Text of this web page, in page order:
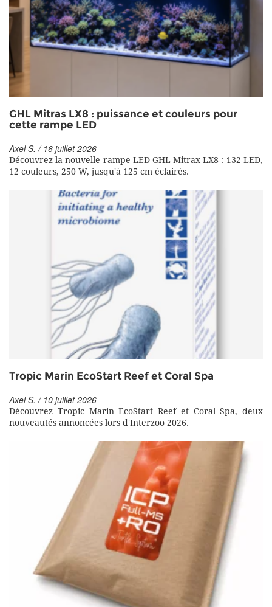
GHL Mitras LX8 : puissance et couleurs pour
cette rampe LED
Axel S. / 16 juillet 2026
Découvrez la nouvelle rampe LED GHL Mitrax LX8 : 132 LED,
12 couleurs, 250 W, jusqu'à 125 cm éclairés.
Tropic Marin EcoStart Reef et Coral Spa
Axel S. / 10 juillet 2026
Découvrez Tropic Marin EcoStart Reef et Coral Spa, deux
nouveautés annoncées lors d'Interzoo 2026.